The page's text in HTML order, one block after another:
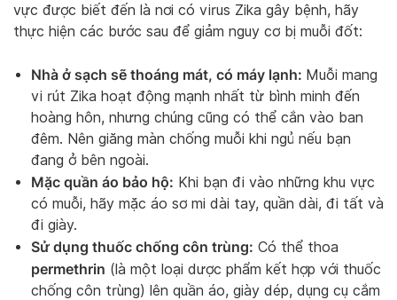
vực được biết đến là nơi có virus Zika gây bệnh, hãy
thực hiện các bước sau để giảm nguy cơ bị muỗi đốt:
Nhà ở sạch sẽ thoáng mát, có máy lạnh: Muỗi mang
vi rút Zika hoạt động mạnh nhất từ ​​bình minh đến
hoàng hôn, nhưng chúng cũng có thể cắn vào ban
đêm. Nên giăng màn chống muỗi khi ngủ nếu bạn
đang ở bên ngoài.
Mặc quần áo bảo hộ: Khi bạn đi vào những khu vực
có muỗi, hãy mặc áo sơ mi dài tay, quần dài, đi tất và
đi giày.
Sử dụng thuốc chống côn trùng: Có thể thoa
permethrin (là một loại dược phẩm kết hợp với thuốc
chống côn trùng) lên quần áo, giày dép, dụng cụ cắm